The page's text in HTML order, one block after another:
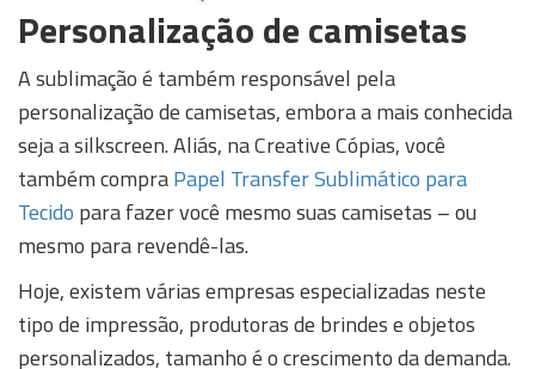
Personalização de camisetas
A sublimação é também responsável pela
personalização de camisetas, embora a mais conhecida
seja a silkscreen. Aliás, na Creative Cópias, você
também compraPapel Transfer Sublimático para
Tecido para fazer você mesmo suas camisetas – ou
mesmo para revendê-las.
Hoje, existem várias empresas especializadas neste
tipo de impressão, produtoras de brindes e objetos
personalizados, tamanho é o crescimento da demanda.